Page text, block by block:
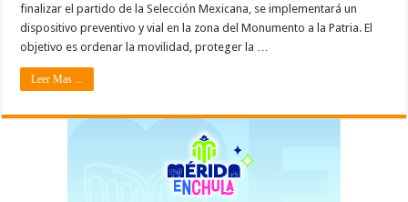
finalizar el partido de la Selección Mexicana, se implementará un
dispositivo preventivo y vial en la zona del Monumento a la Patria. El
objetivo es ordenar la movilidad, proteger la …
Leer Mas ...